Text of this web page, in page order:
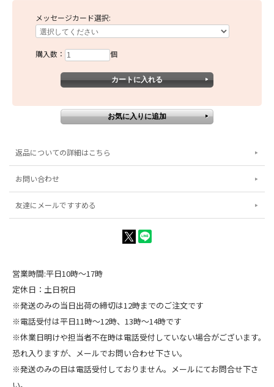
メッセージカード選択:
購入数： 個
返品についての詳細はこちら
お問い合わせ
友達にメールですすめる
営業時間:平日10時～17時
定休日：土日祝日
※発送のみの当日出荷の締切は12時までのご注文です
※電話受付は平日11時～12時、13時～14時です
※休業日明けや担当者不在時は電話受付していない場合がございます。
恐れ入りますが、メールでお問い合わせ下さい。
※発送のみの日は電話受付しておりません。メールにてお問合せ下さ